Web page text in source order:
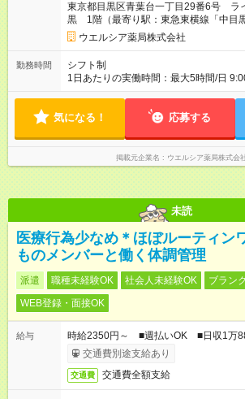
同じです。
東京都目黒区青葉台一丁目29番6号 ラ
黒 1階（最寄り駅：東急東横線「中目
ウエルシア薬局株式会社
勤務時間
シフト制
1日あたりの実働時間：最大5時間/日
間の勤務 ☆週2日の勤務 ※シフトの相
気になる！ 応募する
掲載元企業名 ウエルシア薬局株式会
未読
医療行為少なめ＊ほぼルーティン
ものメンバーと働く体調管理
派遣 職種未経験OK 社会人未経験OK
ブラン
WEB登録・面接OK
給与
時給2350円～ ■週払いOK ■日収1万
交通費別途支給あり
交通費 交通費全額支給